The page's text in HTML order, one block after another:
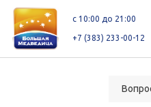
+7 (383) 233-00-12
c 10:00 до 21:00